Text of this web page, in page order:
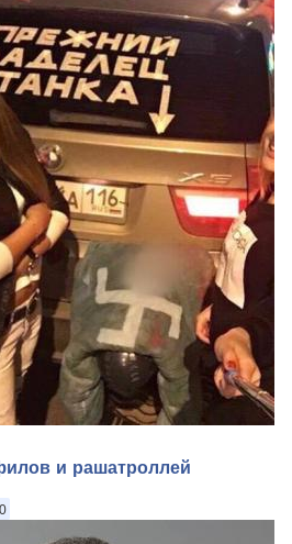
и рашатроллей